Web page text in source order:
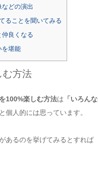
どの演出
ることを聞いてみる
良くなる
堪能
む方法
100%楽しむ方法は 「いろん
個人的には思っています。
あるのを挙げてみるとすれば